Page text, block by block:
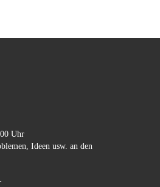
Uhr
Ideen usw. an den